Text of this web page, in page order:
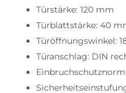
Türstärke: 120 mm
Türblattstärke: 40
Türöffnungswinkel:
Türanschlag: DIN
Einbruchschutznorm: